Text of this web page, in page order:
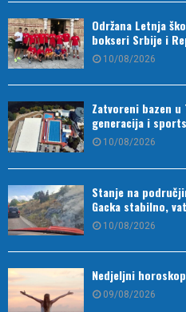
Održana Letnja
bokseri Srbije i
10/08/2026
Zatvoreni bazen
generacija i
10/08/2026
Stanje na
Gacka stabilno,
10/08/2026
Nedjeljni
09/08/2026